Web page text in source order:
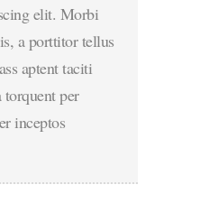
elit. Morbi
a porttitor tellus
aptent taciti
per
inceptos